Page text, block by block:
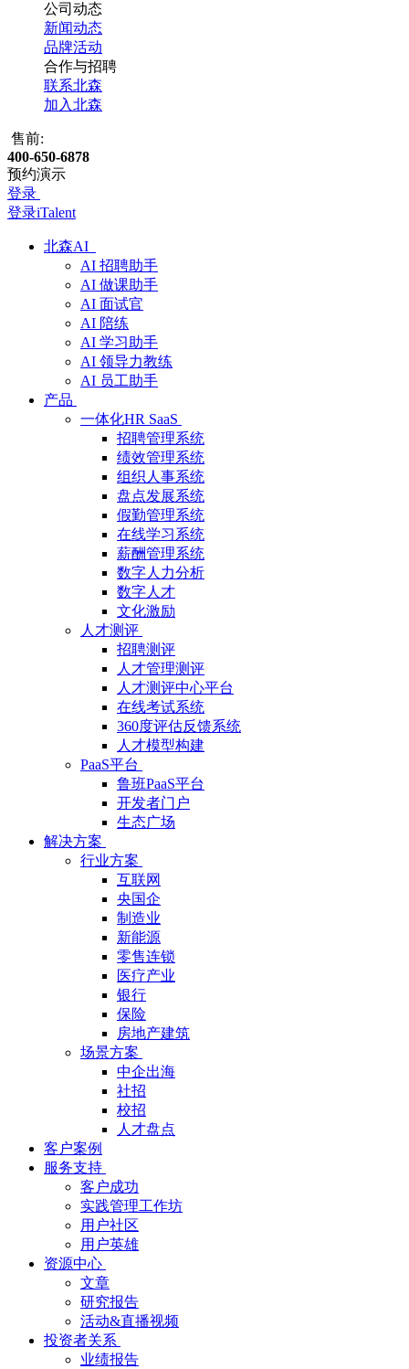
公司动态
新闻动态
品牌活动
合作与招聘
联系北森
加入北森
售前:
400-650-6878
预约演示
登录
登录iTalent
北森AI
AI 招聘助手
AI 做课助手
AI 面试官
AI 陪练
AI 学习助手
AI 领导力教练
AI 员工助手
产品
一体化HR SaaS
招聘管理系统
绩效管理系统
组织人事系统
盘点发展系统
假勤管理系统
在线学习系统
薪酬管理系统
数字人力分析
数字人才
文化激励
人才测评
招聘测评
人才管理测评
人才测评中心平台
在线考试系统
360度评估反馈系统
人才模型构建
PaaS平台
鲁班PaaS平台
开发者门户
生态广场
解决方案
行业方案
互联网
央国企
制造业
新能源
零售连锁
医疗产业
银行
保险
房地产建筑
场景方案
中企出海
社招
校招
人才盘点
客户案例
服务支持
客户成功
实践管理工作坊
用户社区
用户英雄
资源中心
文章
研究报告
活动&直播视频
投资者关系
业绩报告